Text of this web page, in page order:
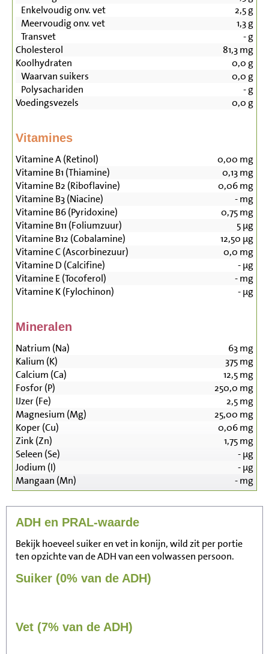
Enkelvoudig onv. vet
2,5g
Meervoudig onv. vet
1,3g
Transvet
-g
Cholesterol
81,3mg
Koolhydraten
0,0 g
Waarvan suikers
0,0 g
Polysachariden
-g
Voedingsvezels
0,0 g
Vitamines
Vitamine A (Retinol) 0,00 mg
Vitamine B1 (Thiamine)
0,13mg
Vitamine B2 (Riboflavine)
0,06mg
Vitamine B3 (Niacine)
-mg
Vitamine B6 (Pyridoxine)
0,75mg
Vitamine B11 (Foliumzuur)
5µg
Vitamine B12 (Cobalamine)
12,50 µg
Vitamine C (Ascorbinezuur)
0,0 mg
Vitamine D (Calcifine)
-µg
Vitamine E (Tocoferol)
-mg
Vitamine K (Fylochinon)
-µg
Mineralen
Natrium (Na) 63mg
Kalium (K)
375mg
Calcium (Ca)
12,5mg
Fosfor (P)
250,0 mg
IJzer (Fe)
2,5mg
Magnesium (Mg)
25,00 mg
Koper (Cu)
0,06mg
Zink (Zn)
1,75mg
Seleen (Se)
-µg
Jodium (I)
-µg
Mangaan (Mn)
-mg
ADH en PRAL-waarde
Bekijk hoeveel suiker en vet in konijn, wild zit per portie
ten opzichte van de ADH van een volwassen persoon.
Suiker (0% van de ADH)
Vet (7% van de ADH)